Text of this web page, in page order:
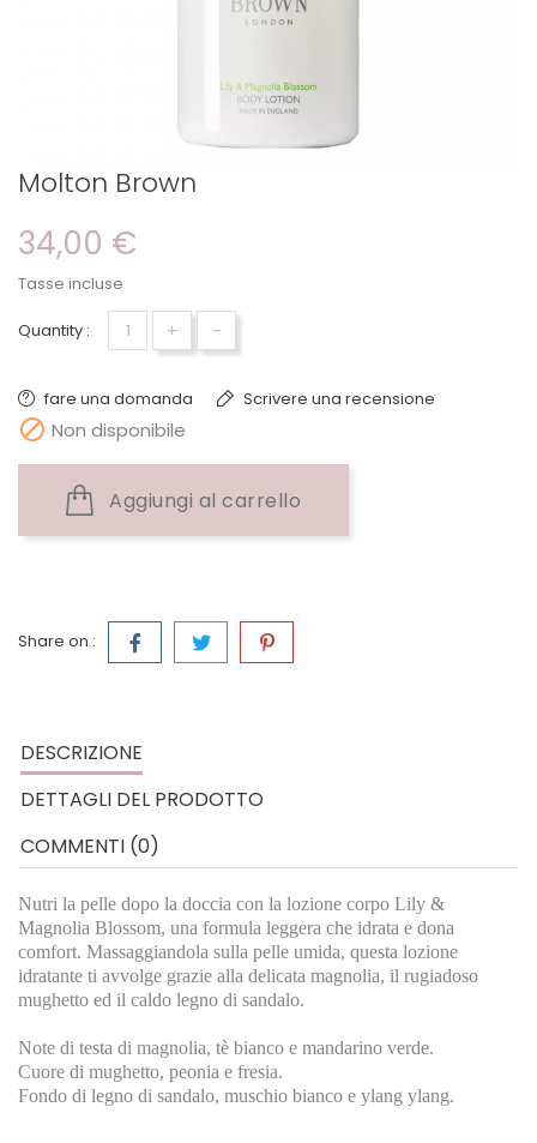
Molton Brown
34,00 €
Tasse incluse
Quantity : + -
fare una domanda Scrivere una recensione
 Non disponibile
Aggiungi al carrello
Share on :
DESCRIZIONE
DETTAGLI DEL PRODOTTO
COMMENTI (0)
Nutri la pelle dopo la doccia con la lozione corpo Lily &
Magnolia Blossom, una formula leggera che idrata e dona
comfort. Massaggiandola sulla pelle umida, questa lozione
idratante ti avvolge grazie alla delicata magnolia, il rugiadoso
mughetto ed il caldo legno di sandalo.
Note di testa di magnolia, tè bianco e mandarino verde.
Cuore di mughetto, peonia e fresia.
Fondo di legno di sandalo, muschio bianco e ylang ylang.